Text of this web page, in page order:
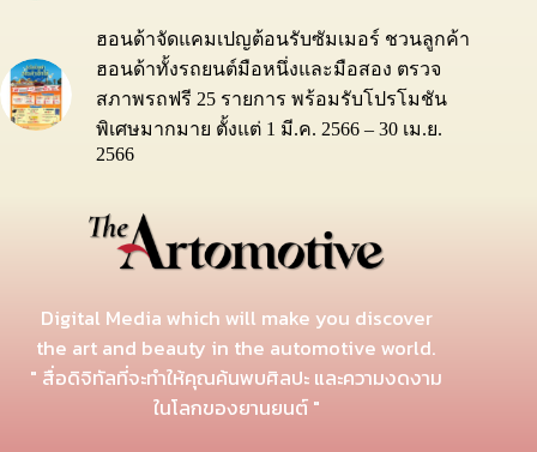
ฮอนด้าจัดแคมเปญต้อนรับซัมเมอร์ ชวนลูกค้า
ฮอนด้าทั้งรถยนต์มือหนึ่งและมือสอง ตรวจ
สภาพรถฟรี 25 รายการ พร้อมรับโปรโมชัน
พิเศษมากมาย ตั้งแต่ 1 มี.ค. 2566 – 30 เม.ย.
2566
Digital Media which will make you discover
the art and beauty in the automotive world.
" สื่อดิจิทัลที่จะทำให้คุณค้นพบศิลปะ และความงดงาม
ในโลกของยานยนต์ "